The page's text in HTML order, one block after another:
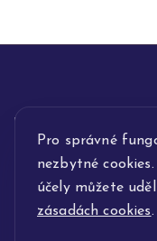
Pro správné
nezbytné
účely můžete
zásadách cookies.
INFORMACE
POPIS SLUŽEB